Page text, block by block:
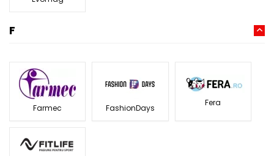
F
Farmec FashionDays
Fera